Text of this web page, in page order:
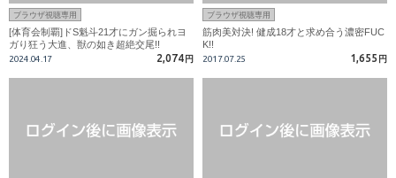
ブラウザ視聴専用
[体育会制覇]ドS魁斗21才にガン掘られヨ
ガり狂う大進、獣の如き超絶交尾!!
2024.04.17 2,074 円
ブラウザ視聴専用
筋肉美対決! 健成18才と求め合う濃密FUC
K!!
2017.07.25 1,655 円